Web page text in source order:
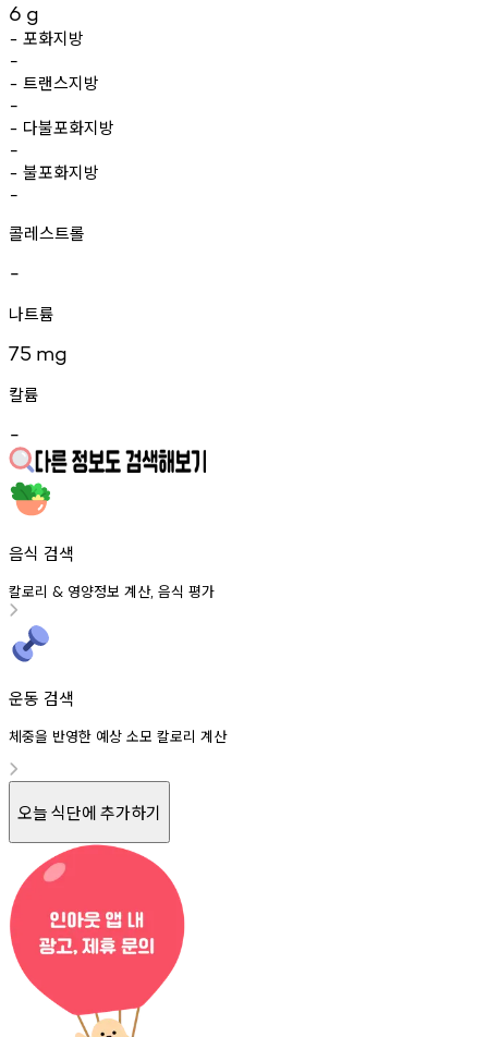
6 g
- 포화지방
-
- 트랜스지방
-
- 다불포화지방
-
- 불포화지방
-
콜레스트롤
-
나트륨
75 mg
칼륨
-
음식 검색
칼로리 & 영양정보 계산, 음식 평가
운동 검색
체중을 반영한 예상 소모 칼로리 계산
오늘 식단에 추가하기